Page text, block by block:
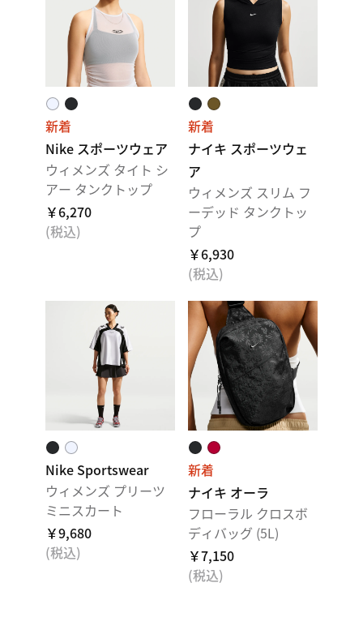
新着
Nike スポーツウェア
ウィメンズ タイト シ
アー タンクトップ
￥6,270
(税込)
新着
ナイキ スポーツウェ
ア
ウィメンズ スリム フ
ーデッド タンクトッ
プ
￥6,930
(税込)
Nike Sportswear
ウィメンズ プリーツ
ミニスカート
￥9,680
(税込)
新着
ナイキ オーラ
フローラル クロスボ
ディバッグ (5L)
￥7,150
(税込)